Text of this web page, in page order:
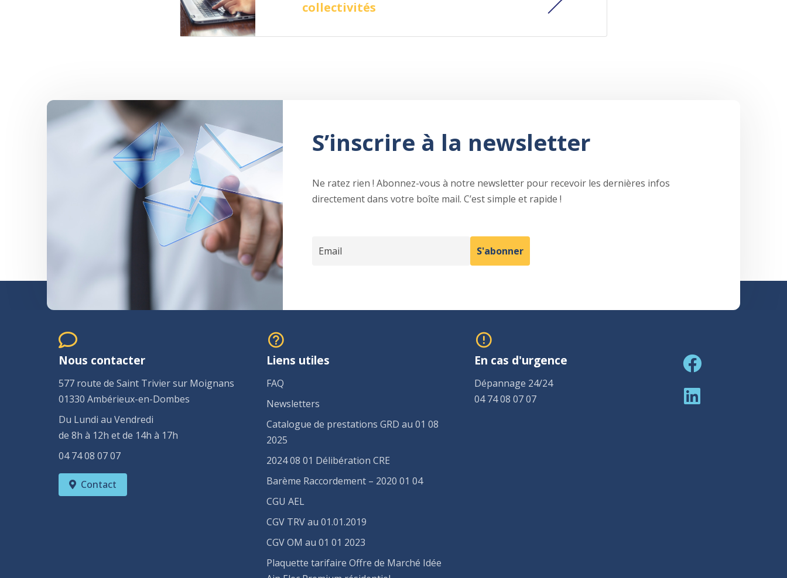
collectivités
S’inscrire à la newsletter
Ne ratez rien ! Abonnez-vous à notre newsletter pour recevoir les dernières infos
directement dans votre boîte mail. C’est simple et rapide !
Nous contacter
577 route de Saint Trivier sur Moignans
01330 Ambérieux-en-Dombes
Du Lundi au Vendredi
de 8h à 12h et de 14h à 17h
04 74 08 07 07
Contact
Liens utiles
FAQ
Newsletters
Catalogue de prestations GRD au 01 08
2025
2024 08 01 Délibération CRE
Barème Raccordement – 2020 01 04
CGU AEL
CGV TRV au 01.01.2019
CGV OM au 01 01 2023
Plaquette tarifaire Offre de Marché Idée
En cas d'urgence
Dépannage 24/24
04 74 08 07 07